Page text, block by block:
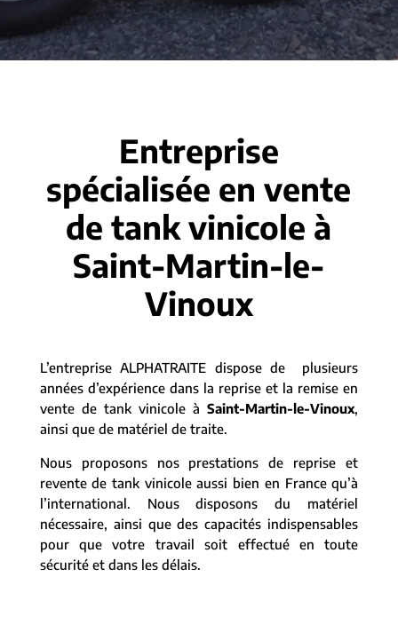
Entreprise
spécialisée en vente
de tank vinicole à
Saint-Martin-le-
Vinoux
L’entreprise ALPHATRAITE dispose de plusieurs
années d’expérience dans la reprise et la remise en
vente de tank vinicole àSaint-Martin-le-Vinoux,
ainsi que de matériel de traite.
Nous proposons nos prestations de reprise et
revente de tank vinicole aussi bien en France qu’à
l’international. Nous disposons du matériel
nécessaire, ainsi que des capacités indispensables
pour que votre travail soit effectué en toute
sécurité et dans les délais.